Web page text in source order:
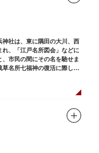
社は、東に隅田の大川、西
、「江戸名所図会」などに
市民の間にその名を馳せま
名所七福神の復活に際し、